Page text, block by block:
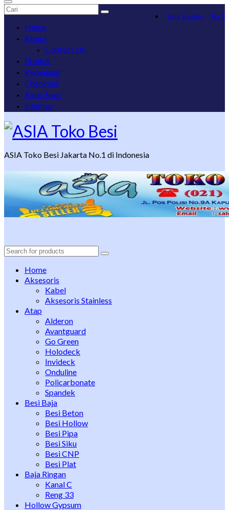
Your Basket - Rp 0
Search
Home
About
Contact Us
Produk
Keranjang
Checkout
Akun Saya
Sitemap
ASIA Toko Besi Jakarta No.1 di Indonesia
Search
Home
Aksesoris
Kabel
Aksesoris Stainless
Atap
Alderon
Avantguard
Go Green
Holodeck
Invideck
Onduline
Policarbonate
Spandek
Besi Baja
Besi Beton
Besi Hollow
Besi Pipa
Besi Siku
Besi CNP
Besi Plat
Baja Ringan
Kanal C
Reng 33
Hollow Gypsum